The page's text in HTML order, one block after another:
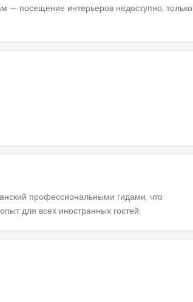
— посещение интерьеров недоступно, только
профессиональными гидами, что
для всех иностранных гостей.